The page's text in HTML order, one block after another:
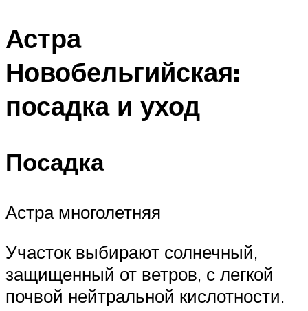
Астра
Новобельгийская:
посадка и уход
Посадка
Астра многолетняя
Участок выбирают солнечный,
защищенный от ветров, с легкой
почвой нейтральной кислотности.